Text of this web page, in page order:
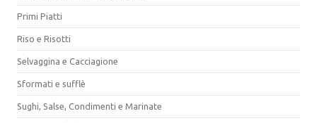
Primi Piatti
Riso e Risotti
Selvaggina e Cacciagione
Sformati e sufflè
Sughi, Salse, Condimenti e Marinate